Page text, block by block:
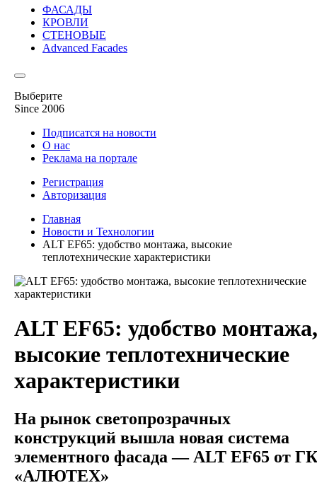
ФАСАДЫ
КРОВЛИ
СТЕНОВЫЕ
Advanced Facades
Выберите
Since 2006
Подписатся на новости
О нас
Реклама на портале
Регистрация
Авторизация
Главная
Новости и Технологии
ALT EF65: удобство монтажа, высокие
теплотехнические характеристики
ALT EF65: удобство монтажа,
высокие теплотехнические
характеристики
На рынок светопрозрачных
конструкций вышла новая система
элементного фасада — ALT EF65 от ГК
«АЛЮТЕХ»